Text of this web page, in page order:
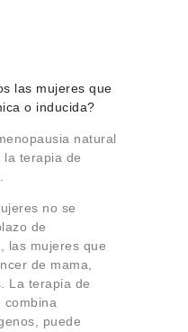
las mujeres que
o inducida?
natural
la terapia de
no se
de
las mujeres que
de mama,
La terapia de
combina
puede